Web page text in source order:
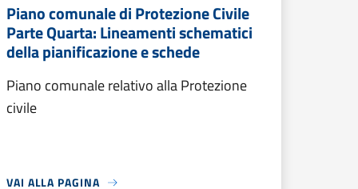
Piano comunale di Protezione Civile
Parte Quarta: Lineamenti schematici
della pianificazione e schede
Piano comunale relativo alla Protezione
civile
VAI ALLA PAGINA